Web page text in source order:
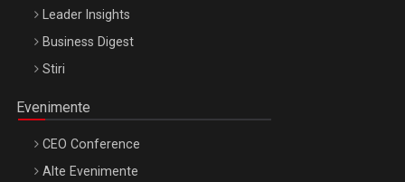
Leader Insights
Business Digest
Stiri
Evenimente
CEO Conference
Alte Evenimente